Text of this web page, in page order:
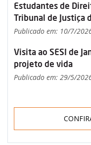
Estudantes de
Tribunal de Justiça
Publicado em: 10/7/
Visita ao SESI de
projeto de vida
Publicado em: 29/5/